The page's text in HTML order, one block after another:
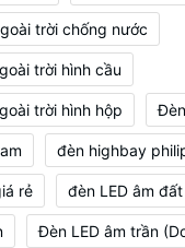
trời chống nước
trời hình cầu
trời hình hộp
đèn highbay
rẻ đèn LED âm đất
Đèn LED âm trần